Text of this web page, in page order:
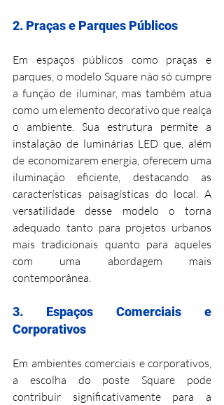
2. Praças e Parques Públicos
Em espaços públicos como praças e
parques, o modelo Square não só cumpre
a função de iluminar, mas também atua
como um elemento decorativo que realça
o ambiente. Sua estrutura permite a
instalação de luminárias LED que, além
de economizarem energia, oferecem uma
iluminação eficiente, destacando as
características paisagísticas do local. A
versatilidade desse modelo o torna
adequado tanto para projetos urbanos
mais tradicionais quanto para aqueles
com uma abordagem mais
contemporânea.
3. Espaços Comerciais e
Corporativos
Em ambientes comerciais e corporativos,
a escolha do poste Square pode
contribuir significativamente para a